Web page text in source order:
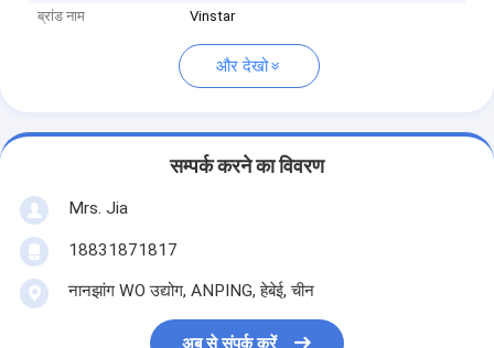
ब्रांड नाम
Vinstar
और देखो
सम्पर्क करने का विवरण
Mrs. Jia
18831871817
नानझांग WO उद्योग, ANPING, हेबेई, चीन
अब से संपर्क करें